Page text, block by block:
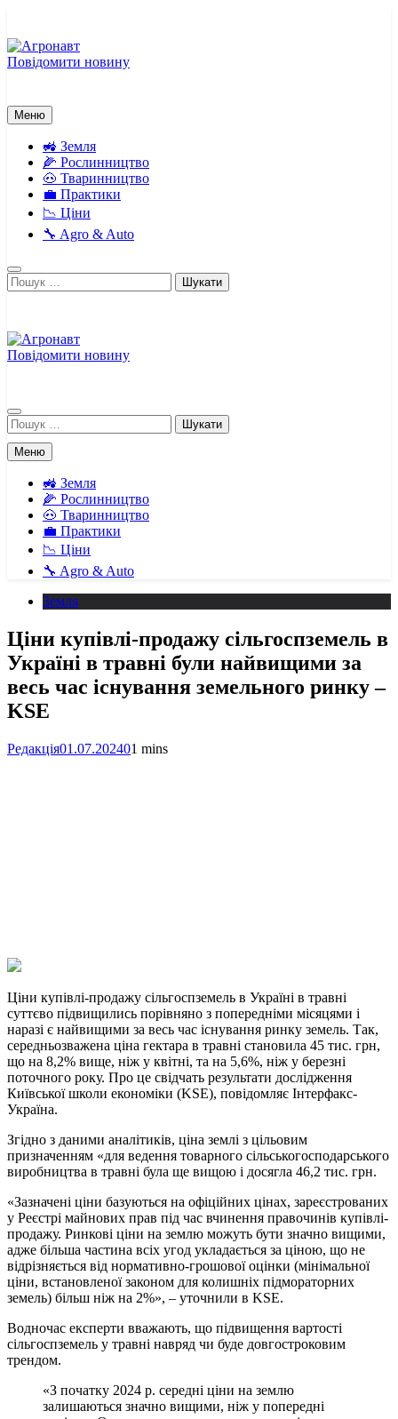
вмісту
Повідомити новину
Меню
🚜 Земля
🌽 Рослинництво
🐽 Тваринництво
💼 Практики
📉 Ціни
🔧 Agro & Auto
Пошук:
Повідомити новину
Пошук:
Меню
🚜 Земля
🌽 Рослинництво
🐽 Тваринництво
💼 Практики
📉 Ціни
🔧 Agro & Auto
Земля
Ціни купівлі-продажу сільгоспземель в
Україні в травні були найвищими за
весь час існування земельного ринку –
KSE
Редакція01.07.202401 mins
Link
Print
Ціни купівлі-продажу сільгоспземель в Україні в травні
суттєво підвищились порівняно з попередніми місяцями і
наразі є найвищими за весь час існування ринку земель. Так,
середньозважена ціна гектара в травні становила 45 тис. грн,
що на 8,2% вище, ніж у квітні, та на 5,6%, ніж у березні
поточного року. Про це свідчать результати дослідження
Київської школи економіки (KSE), повідомляє Інтерфакс-
Україна.
Згідно з даними аналітиків, ціна землі з цільовим
призначенням «для ведення товарного сільськогосподарського
виробництва в травні була ще вищою і досягла 46,2 тис. грн.
«Зазначені ціни базуються на офіційних цінах, зареєстрованих
у Реєстрі майнових прав під час вчинення правочинів купівлі-
продажу. Ринкові ціни на землю можуть бути значно вищими,
адже більша частина всіх угод укладається за ціною, що не
відрізняється від нормативно-грошової оцінки (мінімальної
ціни, встановленої законом для колишніх підмораторних
земель) більш ніж на 2%», – уточнили в KSE.
Водночас експерти вважають, що підвищення вартості
сільгоспземель у травні навряд чи буде довгостроковим
трендом.
«З початку 2024 р. середні ціни на землю
залишаються значно вищими, ніж у попередні